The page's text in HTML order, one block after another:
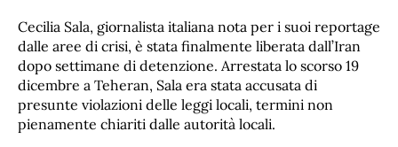
Cecilia Sala, giornalista italiana nota per i suoi reportage
dalle aree di crisi, è stata finalmente liberata dall’Iran
dopo settimane di detenzione. Arrestata lo scorso 19
dicembre a Teheran, Sala era stata accusata di
presunte violazioni delle leggi locali, termini non
pienamente chiariti dalle autorità locali.